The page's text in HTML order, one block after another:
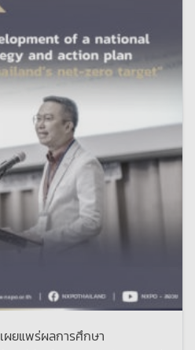
ผยแพร่ผลการศึกษา